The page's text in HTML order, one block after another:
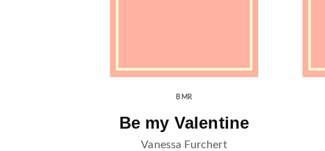
BMR
Be my Valentine
Vanessa Furchert